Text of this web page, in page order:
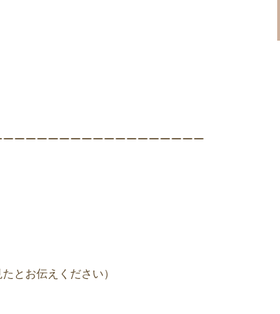
ーーーーーーーーーーーーーーーーー
とお伝えください）